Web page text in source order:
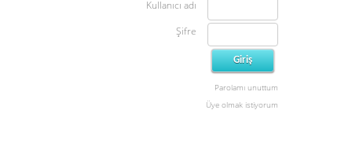
Kullanıcı adı
Şifre
Parolamı unuttum
Üye olmak istiyorum